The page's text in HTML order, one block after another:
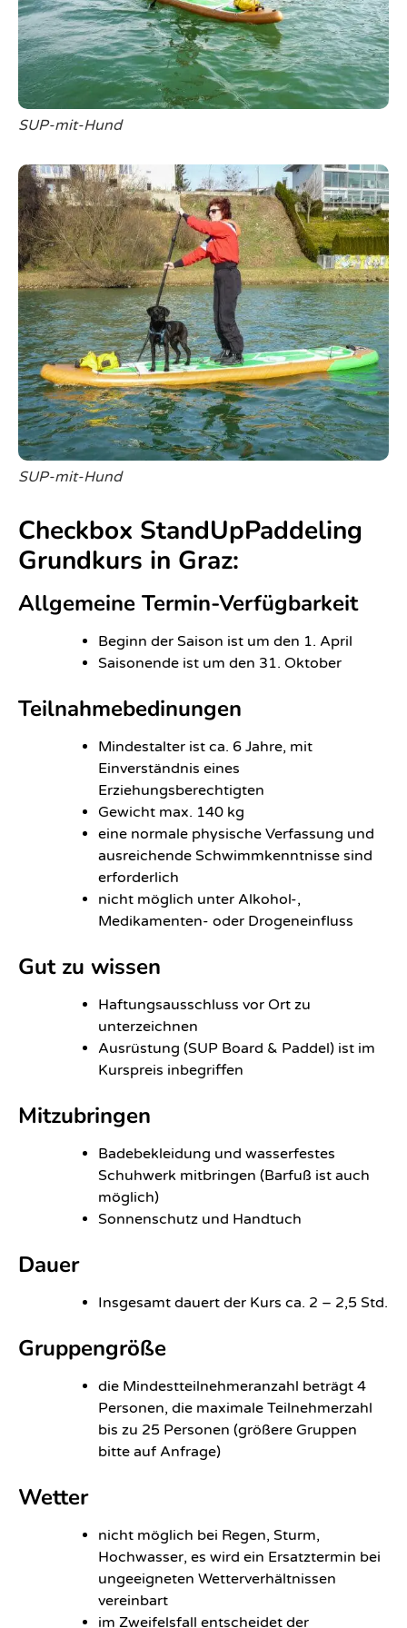
Feuerlauf
SUP-mit-Hund
SUP-mit-Hund
Checkbox StandUpPaddeling
Grundkurs in Graz:
Allgemeine Termin-Verfügbarkeit
Beginn der Saison ist um den 1. April
Saisonende ist um den 31. Oktober
Teilnahmebedinungen
Mindestalter ist ca. 6 Jahre, mit
Einverständnis eines
Erziehungsberechtigten
Gewicht max. 140 kg
eine normale physische Verfassung und
ausreichende Schwimmkenntnisse sind
erforderlich
nicht möglich unter Alkohol-,
Medikamenten- oder Drogeneinfluss
Gut zu wissen
Haftungsausschluss vor Ort zu
unterzeichnen
Ausrüstung (SUP Board & Paddel) ist im
Kurspreis inbegriffen
Mitzubringen
Badebekleidung und wasserfestes
Schuhwerk mitbringen (Barfuß ist auch
möglich)
Sonnenschutz und Handtuch
Dauer
Insgesamt dauert der Kurs ca. 2 – 2,5 Std.
Gruppengröße
die Mindestteilnehmeranzahl beträgt 4
Personen, die maximale Teilnehmerzahl
bis zu 25 Personen (größere Gruppen
bitte auf Anfrage)
Wetter
nicht möglich bei Regen, Sturm,
Hochwasser, es wird ein Ersatztermin bei
ungeeigneten Wetterverhältnissen
vereinbart
im Zweifelsfall entscheidet der